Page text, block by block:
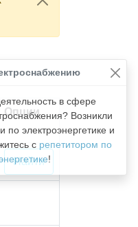
в сфере
Возникли
по электроэнергетике и
с репетитором по
!
Опции